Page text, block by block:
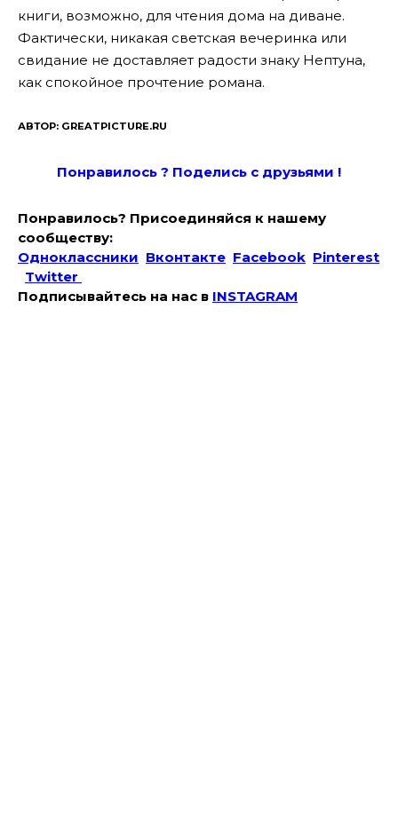
книги, возможно, для чтения дома на диване.
Фактически, никакая светская вечеринка или
свидание не доставляет радости знаку Нептуна,
как спокойное прочтение романа.
АВТОР: GREATPICTURE.RU
Понравилось ? Поделись с друзьями !
Понравилось? Присоединяйся к нашему
сообществу:
Одноклассники Вконтакте Facebook Pinterest
Twitter
Подписывайтесь на наc в INSTAGRAM